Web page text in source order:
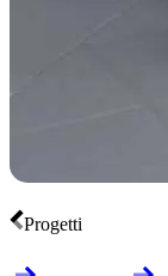
Progetti